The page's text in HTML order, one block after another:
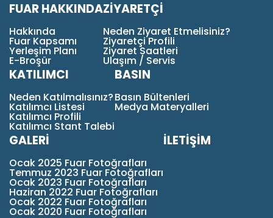
FUAR HAKKINDA
Hakkında
Fuar Kapsamı
Yerleşim Planı
E-Broşür
ZİYARETÇİ
Neden Ziyaret Etmelisiniz?
Ziyaretçi Profili
Ziyaret Saatleri
Ulaşım / Servis
KATILIMCI
Neden Katılmalısınız?
Katılımcı Listesi
Katılımcı Profili
Katılımcı Stant Talebi
BASIN
Basın Bültenleri
Medya Materyalleri
GALERİ
Ocak 2025 Fuar Fotoğrafları
Temmuz 2023 Fuar Fotoğrafları
Ocak 2023 Fuar Fotoğrafları
Haziran 2022 Fuar Fotoğrafları
Ocak 2022 Fuar Fotoğrafları
Ocak 2020 Fuar Fotoğrafları
İLETİŞİM